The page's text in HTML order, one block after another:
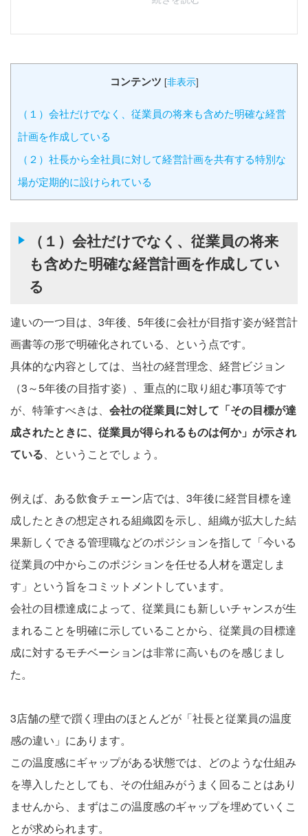
コンテンツ [非表示]
（１）会社だけでなく、従業員の将来も含めた明確な経営
計画を作成している
（２）社長から全社員に対して経営計画を共有する特別な
場が定期的に設けられている
（１）会社だけでなく、従業員の将来
も含めた明確な経営計画を作成してい
る
違いの一つ目は、3年後、5年後に会社が目指す姿が経営計
画書等の形で明確化されている、という点です。
具体的な内容としては、当社の経営理念、経営ビジョン
（3～5年後の目指す姿）、重点的に取り組む事項等です
が、特筆すべきは、 会社の従業員に対して「その目標が達
成されたときに、従業員が得られるものは何か」が示され
ている、ということでしょう。
例えば、ある飲食チェーン店では、3年後に経営目標を達
成したときの想定される組織図を示し、組織が拡大した結
果新しくできる管理職などのポジションを指して「今いる
従業員の中からこのポジションを任せる人材を選定しま
す」という旨をコミットメントしています。
会社の目標達成によって、従業員にも新しいチャンスが生
まれることを明確に示していることから、従業員の目標達
成に対するモチベーションは非常に高いものを感じまし
た。
3店舗の壁で躓く理由のほとんどが「社長と従業員の温度
感の違い」にあります。
この温度感にギャップがある状態では、どのような仕組み
を導入したとしても、その仕組みがうまく回ることはあり
ませんから、まずはこの温度感のギャップを埋めていくこ
とが求められます。